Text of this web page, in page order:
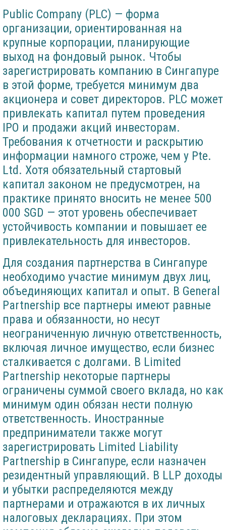
Public Company (PLC) — форма
организации, ориентированная на
крупные корпорации, планирующие
выход на фондовый рынок. Чтобы
зарегистрировать компанию в Сингапуре
в этой форме, требуется минимум два
акционера и совет директоров. PLC может
привлекать капитал путем проведения
IPO и продажи акций инвесторам.
Требования к отчетности и раскрытию
информации намного строже, чем у Pte.
Ltd. Хотя обязательный стартовый
капитал законом не предусмотрен, на
практике принято вносить не менее 500
000 SGD — этот уровень обеспечивает
устойчивость компании и повышает ее
привлекательность для инвесторов.
Для создания партнерства в Сингапуре
необходимо участие минимум двух лиц,
объединяющих капитал и опыт. В General
Partnership все партнеры имеют равные
права и обязанности, но несут
неограниченную личную ответственность,
включая личное имущество, если бизнес
сталкивается с долгами. В Limited
Partnership некоторые партнеры
ограничены суммой своего вклада, но как
минимум один обязан нести полную
ответственность. Иностранные
предприниматели также могут
зарегистрировать Limited Liability
Partnership в Сингапуре, если назначен
резидентный управляющий. В LLP доходы
и убытки распределяются между
партнерами и отражаются в их личных
налоговых декларациях. При этом